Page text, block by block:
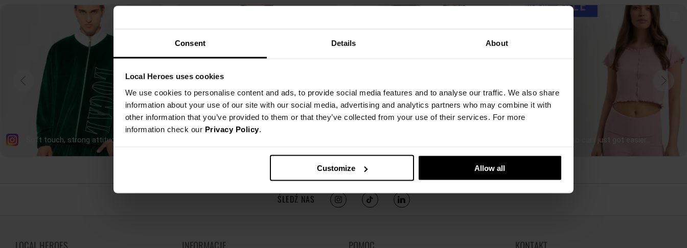
Consent Details About
Local Heroes uses cookies
We use cookies to personalise content and ads, to provide social media features and to analyse our traffic. We also share
information about your use of our site with our social media, advertising and analytics partners who may combine it with
other information that you’ve provided to them or that they’ve collected from your use of their services. For more
information check our Privacy Policy.
Customize Allow all
ŚLEDŹ NAS
LOCAL HEROES INFORMACJE POMOC KONTAKT